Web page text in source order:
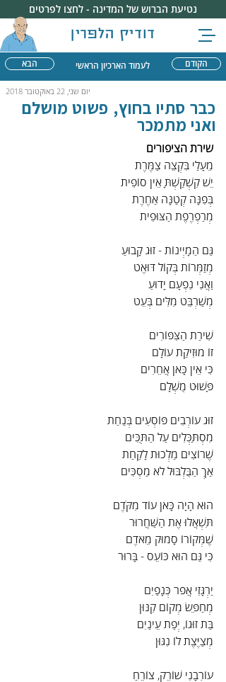
דודיק הלפרין
נטיעת הברוש של המדינה - לחצו לפרטים
הבא הקודם לעמוד הארכיון הראשי
יום שני, 22 באוקטובר 2018
כבר סתיו בחוץ, פשוט מושלם
ואני מתמכר
שירת הציפורים
מֵעָלַי בִּקְצֵה צַמֶּרֶת
יֵשׁ קִשְׁקַשְׁתָּ אֵין סוֹפִית
בְּפִנָּה קְטַנָּה אַחֶרֶת
מְרַפְרֶפֶת הַצּוּפִית
גַּם הַמָיְינוֹת - זוּג קָבוּעַ
מְזַמְּרוֹת בְּקוֹל דּוּאֶט
וַאֲנִי נִפְעָם יָדוּעַ
מְשַׁרְבֵּט מִלִּים בְּעֵט
שִׁירַת הַצִּפּוֹרִים
זוֹ מוּזִיקַת עוֹלָם
כִּי אֵין כָּאן אֲחֵרִים
פָּשׁוּט מֻשְׁלָם
זוּג עוֹרְבִים פּוֹסְעִים בְּנַחַת
מִסְתַּכְּלִים עַל הַתֻּכִּים
שֶׁרוֹצִים מַלְכוּת לָקַחַת
אַךְ הַבֻּלְבּוּל לֹא מַסְכִּים
הוּא הָיָה כָּאן עוֹד מִקֹּדֶם
תִּשְׁאֲלוּ אֶת הַשַּׁחֲרוּר
שֶׁמְּקוֹרוֹ סָמוּק מֵאֹדֶם
כִּי גַּם הוּא כּוֹעֵס - בָּרוּר
יַרְגָּזִי אֲפֹר כְּנָפַיִם
מְחַפֵּשׂ מְקוֹם קִנּוּן
בַּת זוּגוֹ, יְפַת עֵינַיִם
מְצַיֶּצֶת לוֹ נִגּוּן
עוֹרְבָנִי שׁוֹרֵק, צוֹרֵחַ